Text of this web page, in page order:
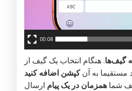
00:08
گیف‌ها. هنگام انتخاب یک گیف از
مستقیما به آنکپشن اضافه کنید
شما همزمان در یک پیام ارسال